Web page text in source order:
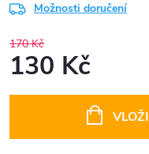
Možnosti doručení
170 Kč
130 Kč